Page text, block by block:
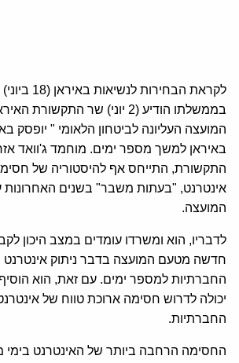
לקראת
בממשלתו הודיע (2 יוני) שר
המועצה העליונה לביטחון הלאומי " יופסק
באיראן למשך מספר ימים. מוחמד ג'וואד
התקשורת, התייחס אף להיסטוריה של
אינטרנט, "בעתות משבר" בשנים
המועצה.
לדבריו, הוא ומשרדו עומדים במצב היכון
חדשה מטעם המועצה בדבר ניתוק אינטרנט
החברתיות למספר ימים. עם זאת, הוא
יכולה לדרוש חסימה ארוכת טווח של
החברתיות.
החסימה הרחבה ביותר של האינטרנט בימי